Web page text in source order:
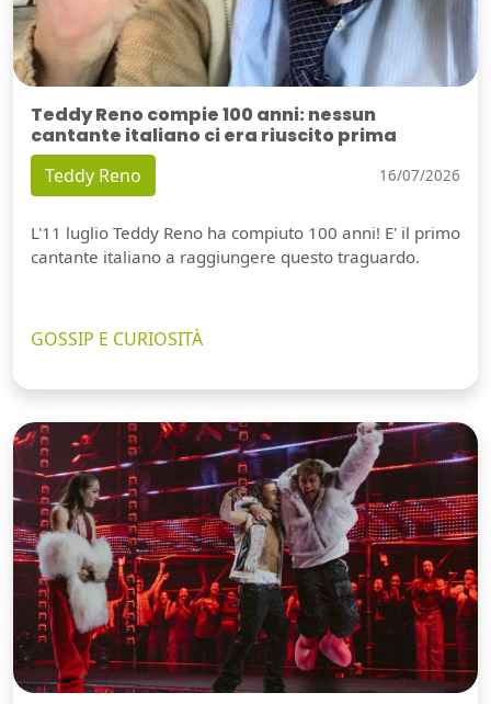
Teddy Reno compie 100 anni: nessun
cantante italiano ci era riuscito prima
Teddy Reno 16/07/2026
L'11 luglio Teddy Reno ha compiuto 100 anni! E' il primo
cantante italiano a raggiungere questo traguardo.
GOSSIP E CURIOSITÀ